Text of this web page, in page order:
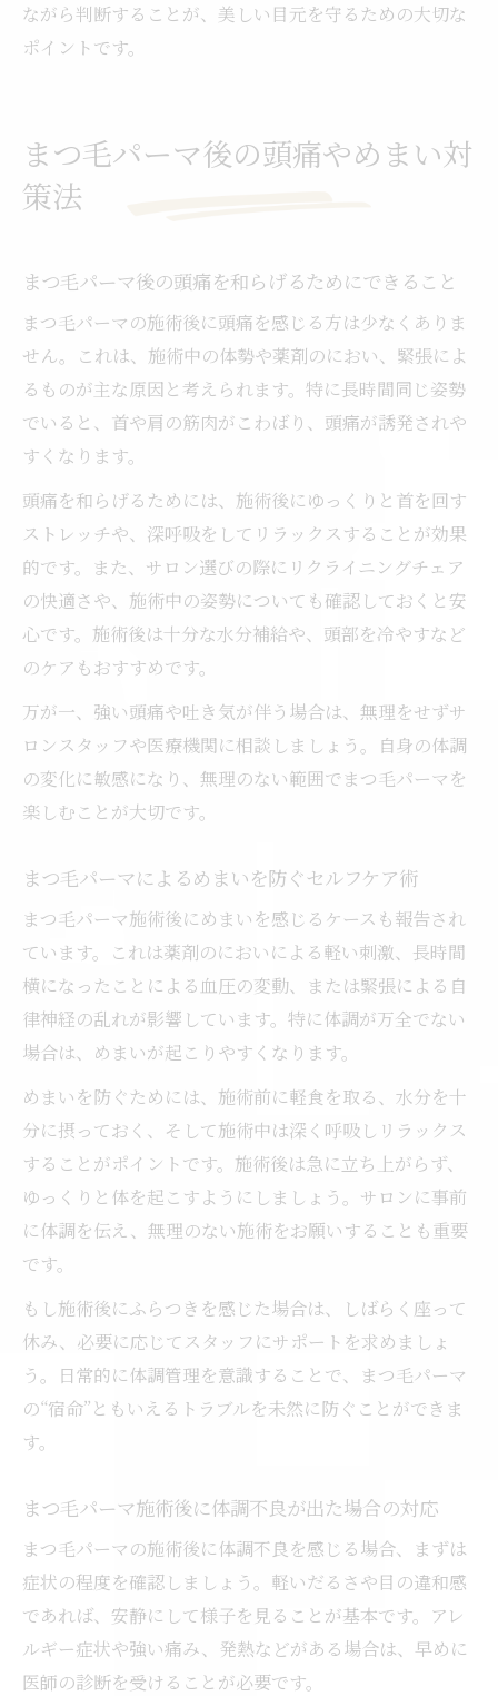
ながら判断することが、美しい目元を守るための大切な
ポイントです。
まつ毛パーマ後の頭痛やめまい対
策法
まつ毛パーマ後の頭痛を和らげるためにできること
まつ毛パーマの施術後に頭痛を感じる方は少なくありま
せん。これは、施術中の体勢や薬剤のにおい、緊張によ
るものが主な原因と考えられます。特に長時間同じ姿勢
でいると、首や肩の筋肉がこわばり、頭痛が誘発されや
すくなります。
頭痛を和らげるためには、施術後にゆっくりと首を回す
ストレッチや、深呼吸をしてリラックスすることが効果
的です。また、サロン選びの際にリクライニングチェア
の快適さや、施術中の姿勢についても確認しておくと安
心です。施術後は十分な水分補給や、頭部を冷やすなど
のケアもおすすめです。
万が一、強い頭痛や吐き気が伴う場合は、無理をせずサ
ロンスタッフや医療機関に相談しましょう。自身の体調
の変化に敏感になり、無理のない範囲でまつ毛パーマを
楽しむことが大切です。
まつ毛パーマによるめまいを防ぐセルフケア術
まつ毛パーマ施術後にめまいを感じるケースも報告され
ています。これは薬剤のにおいによる軽い刺激、長時間
横になったことによる血圧の変動、または緊張による自
律神経の乱れが影響しています。特に体調が万全でない
場合は、めまいが起こりやすくなります。
めまいを防ぐためには、施術前に軽食を取る、水分を十
分に摂っておく、そして施術中は深く呼吸しリラックス
することがポイントです。施術後は急に立ち上がらず、
ゆっくりと体を起こすようにしましょう。サロンに事前
に体調を伝え、無理のない施術をお願いすることも重要
です。
もし施術後にふらつきを感じた場合は、しばらく座って
休み、必要に応じてスタッフにサポートを求めましょ
う。日常的に体調管理を意識することで、まつ毛パーマ
の“宿命”ともいえるトラブルを未然に防ぐことができま
す。
まつ毛パーマ施術後に体調不良が出た場合の対応
まつ毛パーマの施術後に体調不良を感じる場合、まずは
症状の程度を確認しましょう。軽いだるさや目の違和感
であれば、安静にして様子を見ることが基本です。アレ
ルギー症状や強い痛み、発熱などがある場合は、早めに
医師の診断を受けることが必要です。